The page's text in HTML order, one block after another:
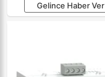
Gelince Haber Ver